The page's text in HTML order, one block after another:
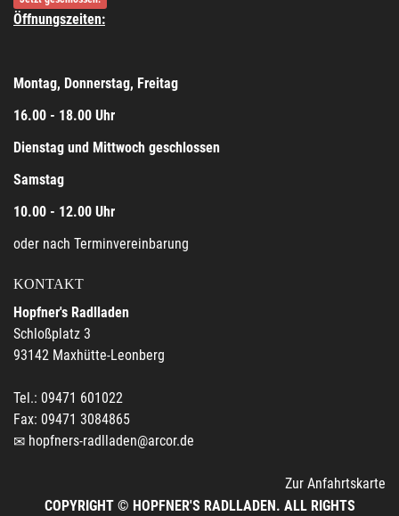
Öffnungszeiten:
Montag, Donnerstag, Freitag
16.00 - 18.00 Uhr
Dienstag und Mittwoch geschlossen
Samstag
10.00 - 12.00 Uhr
oder nach Terminvereinbarung
KONTAKT
Hopfner's Radlladen
Schloßplatz 3
93142 Maxhütte-Leonberg
Tel.: 09471 601022
Fax: 09471 3084865
hopfners-radlladen@arcor.de
Zur Anfahrtskarte
COPYRIGHT © HOPFNER'S RADLLADEN. ALL RIGHTS